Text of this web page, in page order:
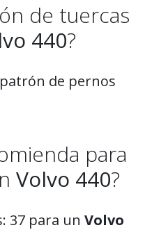
de tuercas
440?
de pernos
para
Volvo 440?
37 para un Volvo